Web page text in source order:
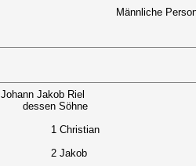
Männliche
Johann Jakob Riel
dessen Söhne
1 Christian
2 Jakob